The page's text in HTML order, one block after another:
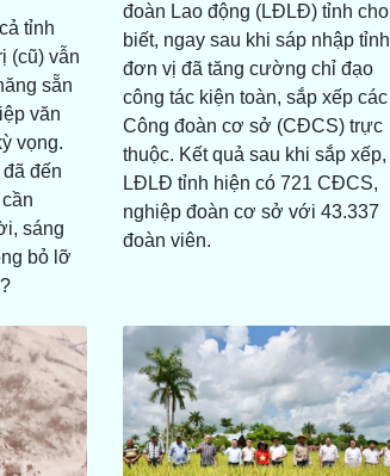
tỉnh
(cũ) vẫn
sẵn
văn
vọng.
đến
sáng
bỏ lỡ
đoàn Lao động (LĐLĐ) tỉnh cho
biết, ngay sau khi sáp nhập
đơn vị đã tăng cường chỉ đạo
công tác kiện toàn, sắp xếp các
Công đoàn cơ sở (CĐCS) trực
thuộc. Kết quả sau khi sắp xếp,
LĐLĐ tỉnh hiện có 721 CĐCS,
nghiệp đoàn cơ sở với 43.337
đoàn viên.